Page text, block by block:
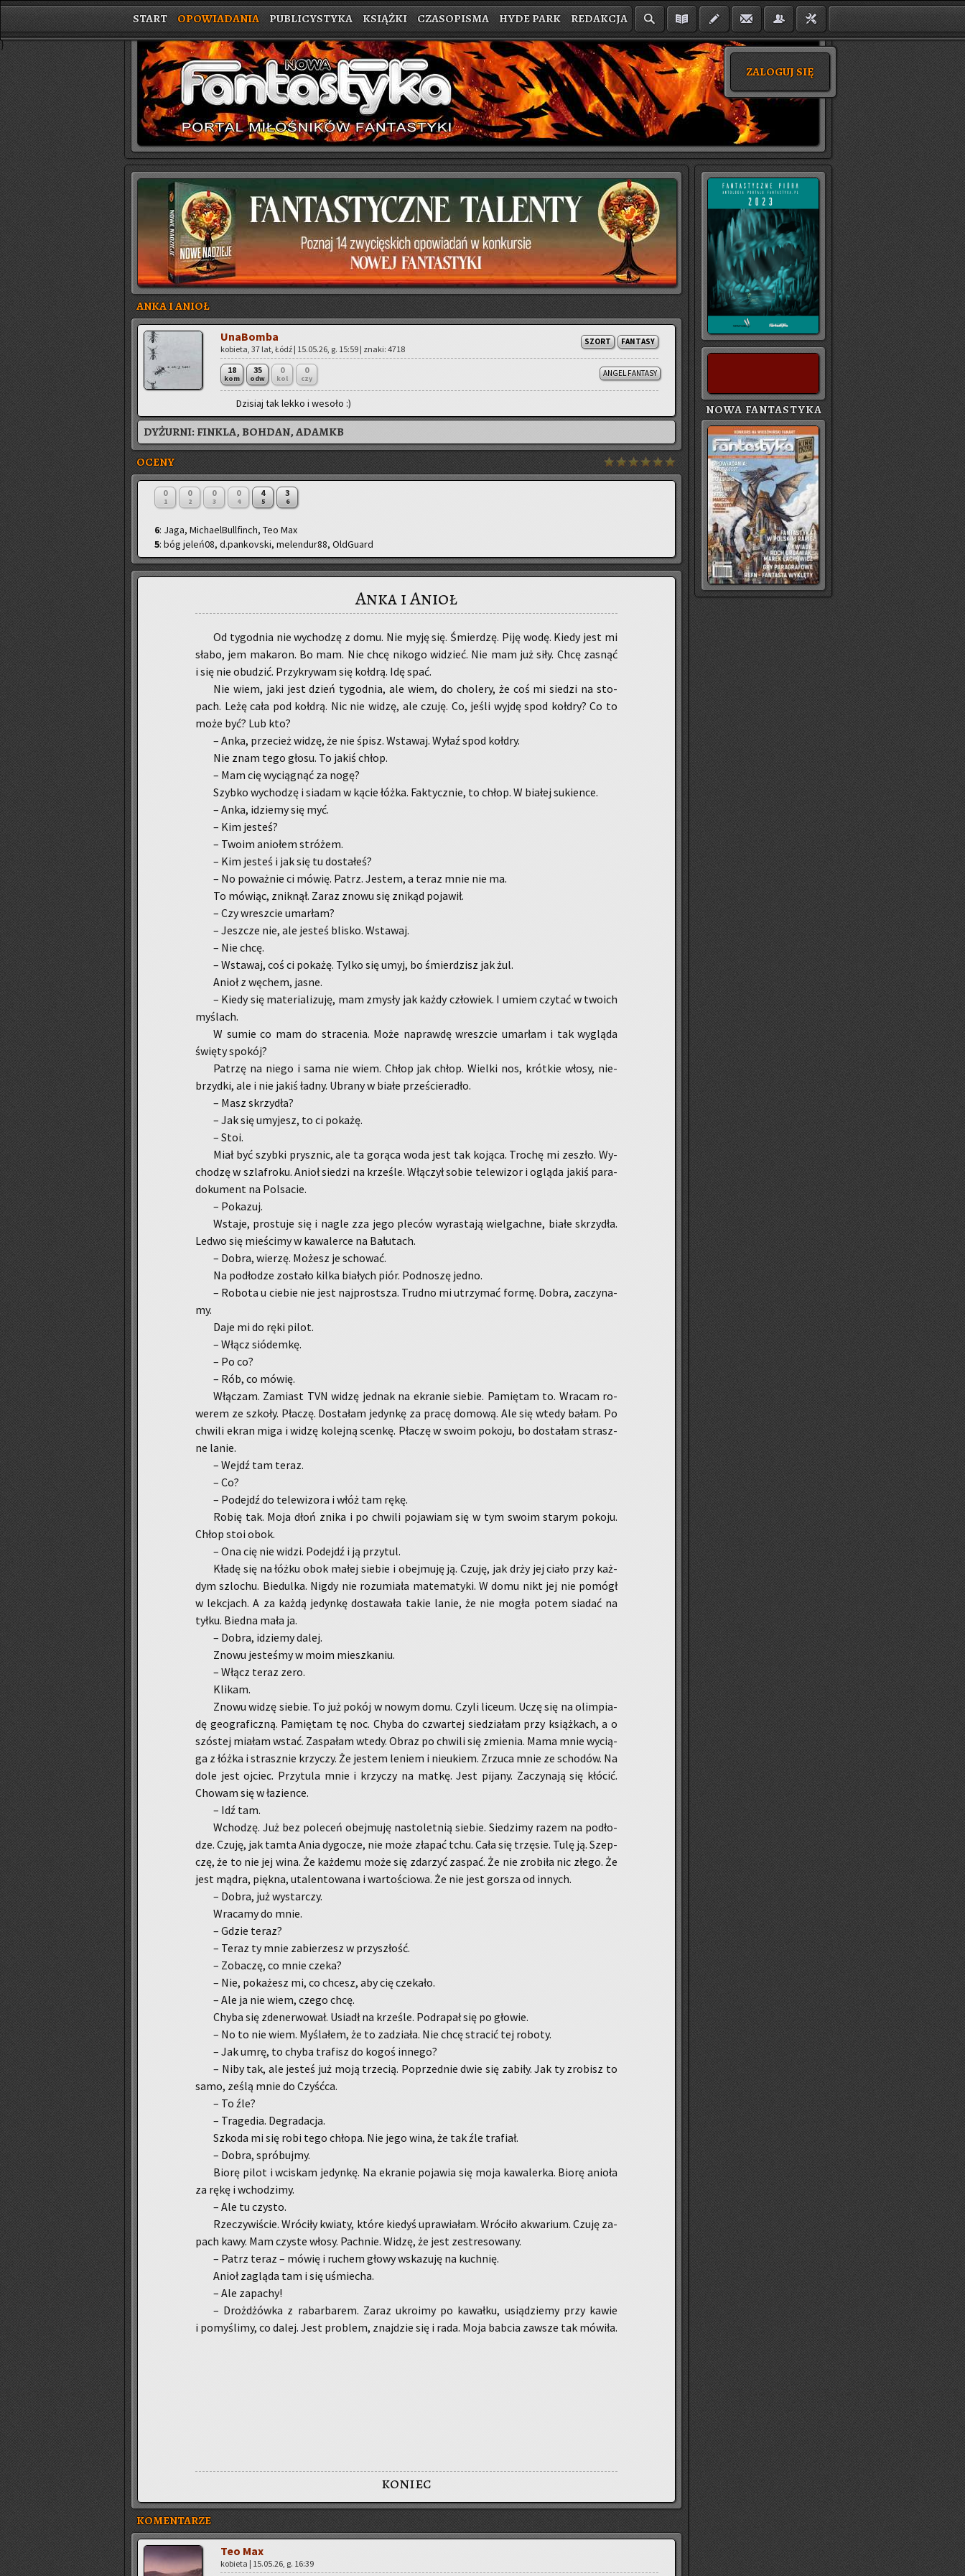
START OPOWIADANIA PUBLICYSTYKA KSIĄŻKI CZASOPISMA HYDE PARK REDAKCJA
ZALOGUJ SIĘ
}
ANKA I ANIOŁ
SZORT FANTASY
Una­Bom­ba
ko­bie­ta, 37 lat, Łódź | 15.05.26, g. 15:59 | znaki: 4718
18
kom
35
odw
0
kol
0
czy
ANGEL FANTASY
Dzi­siaj tak lekko i we­so­ło :)
DYŻURNI:FINKLA, BOHDAN, ADAMKB
OCENY
0
1
0
2
0
3
0
4
4
5
3
6
6: Jaga, MichaelBullfinch, Teo Max
5: bóg jeleń08, d.pankovski, melendur88, OldGuard
Anka i Anioł
Od ty­go­dnia nie wy­cho­dzę z domu. Nie myję się. Śmier­dzę. Piję wodę. Kiedy jest mi
słabo, jem ma­ka­ron. Bo mam. Nie chcę ni­ko­go wi­dzieć. Nie mam już siły. Chcę za­snąć
i się nie obu­dzić. Przy­kry­wam się koł­drą. Idę spać.
Nie wiem, jaki jest dzień ty­go­dnia, ale wiem, do cho­le­ry, że coś mi sie­dzi na sto­
pach. Leżę cała pod koł­drą. Nic nie widzę, ale czuję. Co, jeśli wyjdę spod koł­dry? Co to
może być? Lub kto?
– Anka, prze­cież widzę, że nie śpisz. Wsta­waj. Wyłaź spod koł­dry.
Nie znam tego głosu. To jakiś chłop.
– Mam cię wy­cią­gnąć za nogę?
Szyb­ko wy­cho­dzę i sia­dam w kącie łóżka. Fak­tycz­nie, to chłop. W bia­łej su­kien­ce.
– Anka, idzie­my się myć.
– Kim je­steś?
– Twoim anio­łem stró­żem.
– Kim je­steś i jak się tu do­sta­łeś?
– No po­waż­nie ci mówię. Patrz. Je­stem, a teraz mnie nie ma.
To mó­wiąc, znik­nął. Zaraz znowu się zni­kąd po­ja­wił.
– Czy wresz­cie umar­łam?
– Jesz­cze nie, ale je­steś bli­sko. Wsta­waj.
– Nie chcę.
– Wsta­waj, coś ci po­ka­żę. Tylko się umyj, bo śmier­dzisz jak żul.
Anioł z wę­chem, jasne.
– Kiedy się ma­te­ria­li­zu­ję, mam zmy­sły jak każdy czło­wiek. I umiem czy­tać w two­ich
my­ślach.
W sumie co mam do stra­ce­nia. Może na­praw­dę wresz­cie umar­łam i tak wy­glą­da
świę­ty spo­kój?
Pa­trzę na niego i sama nie wiem. Chłop jak chłop. Wiel­ki nos, krót­kie włosy, nie­
brzyd­ki, ale i nie jakiś ładny. Ubra­ny w białe prze­ście­ra­dło.
– Masz skrzy­dła?
– Jak się umy­jesz, to ci po­ka­żę.
– Stoi.
Miał być szyb­ki prysz­nic, ale ta go­rą­ca woda jest tak ko­ją­ca. Tro­chę mi ze­szło. Wy­
cho­dzę w szla­fro­ku. Anioł sie­dzi na krze­śle. Włą­czył sobie te­le­wi­zor i oglą­da jakiś pa­ra­
do­ku­ment na Pol­sa­cie.
– Po­ka­zuj.
Wsta­je, pro­stu­je się i nagle zza jego ple­ców wy­ra­sta­ją wiel­gach­ne, białe skrzy­dła.
Ledwo się mie­ści­my w ka­wa­ler­ce na Ba­łu­tach.
– Dobra, wie­rzę. Mo­żesz je scho­wać.
Na pod­ło­dze zo­sta­ło kilka bia­łych piór. Pod­no­szę jedno.
– Ro­bo­ta u cie­bie nie jest naj­prost­sza. Trud­no mi utrzy­mać formę. Dobra, za­czy­na­
my.
Daje mi do ręki pilot.
– Włącz sió­dem­kę.
– Po co?
– Rób, co mówię.
Włą­czam. Za­miast TVN widzę jed­nak na ekra­nie sie­bie. Pa­mię­tam to. Wra­cam ro­
we­rem ze szko­ły. Pła­czę. Do­sta­łam je­dyn­kę za pracę do­mo­wą. Ale się wtedy bałam. Po
chwi­li ekran miga i widzę ko­lej­ną scen­kę. Pła­czę w swoim po­ko­ju, bo do­sta­łam strasz­
ne lanie.
– Wejdź tam teraz.
– Co?
– Po­dejdź do te­le­wi­zo­ra i włóż tam rękę.
Robię tak. Moja dłoń znika i po chwi­li po­ja­wiam się w tym swoim sta­rym po­ko­ju.
Chłop stoi obok.
– Ona cię nie widzi. Po­dejdź i ją przy­tul.
Kładę się na łóżku obok małej sie­bie i obej­mu­ję ją. Czuję, jak drży jej ciało przy każ­
dym szlo­chu. Bie­dul­ka. Nigdy nie ro­zu­mia­ła ma­te­ma­ty­ki. W domu nikt jej nie po­mógł
w lek­cjach. A za każdą je­dyn­kę do­sta­wa­ła takie lanie, że nie mogła potem sia­dać na
tyłku. Bied­na mała ja.
– Dobra, idzie­my dalej.
Znowu je­ste­śmy w moim miesz­ka­niu.
– Włącz teraz zero.
Kli­kam.
Znowu widzę sie­bie. To już pokój w nowym domu. Czyli li­ceum. Uczę się na olim­pia­
dę geo­gra­ficz­ną. Pa­mię­tam tę noc. Chyba do czwar­tej sie­dzia­łam przy książ­kach, a o
szó­stej mia­łam wstać. Za­spa­łam wtedy. Obraz po chwi­li się zmie­nia. Mama mnie wy­cią­
ga z łóżka i strasz­nie krzy­czy. Że je­stem le­niem i nie­ukiem. Zrzu­ca mnie ze scho­dów. Na
dole jest oj­ciec. Przy­tu­la mnie i krzy­czy na matkę. Jest pi­ja­ny. Za­czy­na­ją się kłó­cić.
Cho­wam się w ła­zien­ce.
– Idź tam.
Wcho­dzę. Już bez po­le­ceń obej­mu­ję na­sto­let­nią sie­bie. Sie­dzi­my razem na pod­ło­
dze. Czuję, jak tamta Ania dy­go­cze, nie może zła­pać tchu. Cała się trzę­sie. Tulę ją. Szep­
czę, że to nie jej wina. Że każ­de­mu może się zda­rzyć za­spać. Że nie zro­bi­ła nic złego. Że
jest mądra, pięk­na, uta­len­to­wa­na i war­to­ścio­wa. Że nie jest gor­sza od in­nych.
– Dobra, już wy­star­czy.
Wra­ca­my do mnie.
– Gdzie teraz?
– Teraz ty mnie za­bie­rzesz w przy­szłość.
– Zo­ba­czę, co mnie czeka?
– Nie, po­ka­żesz mi, co chcesz, aby cię cze­ka­ło.
– Ale ja nie wiem, czego chcę.
Chyba się zde­ner­wo­wał. Usiadł na krze­śle. Po­dra­pał się po gło­wie.
– No to nie wiem. My­śla­łem, że to za­dzia­ła. Nie chcę stra­cić tej ro­bo­ty.
– Jak umrę, to chyba tra­fisz do kogoś in­ne­go?
– Niby tak, ale je­steś już moją trze­cią. Po­przed­nie dwie się za­bi­ły. Jak ty zro­bisz to
samo, ześlą mnie do Czyść­ca.
– To źle?
– Tra­ge­dia. De­gra­da­cja.
Szko­da mi się robi tego chło­pa. Nie jego wina, że tak źle tra­fiał.
– Dobra, spró­buj­my.
Biorę pilot i wci­skam je­dyn­kę. Na ekra­nie po­ja­wia się moja ka­wa­ler­ka. Biorę anio­ła
za rękę i wcho­dzi­my.
– Ale tu czy­sto.
Rze­czy­wi­ście. Wró­ci­ły kwia­ty, które kie­dyś upra­wia­łam. Wró­ci­ło akwa­rium. Czuję za­
pach kawy. Mam czy­ste włosy. Pach­nie. Widzę, że jest ze­stre­so­wa­ny.
– Patrz teraz – mówię i ru­chem głowy wska­zu­ję na kuch­nię.
Anioł za­glą­da tam i się uśmie­cha.
– Ale za­pa­chy!
– Droż­dżów­ka z ra­bar­ba­rem. Zaraz ukro­imy po ka­wał­ku, usią­dzie­my przy kawie
i po­my­śli­my, co dalej. Jest pro­blem, znaj­dzie się i rada. Moja bab­cia za­wsze tak mó­wi­ła.
koniec
KOMENTARZE
Teo Max
ko­bie­ta | 15.05.26, g. 16:39
NOWA FANTASTYKA